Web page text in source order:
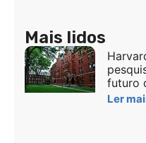
Mais lidos
futuro
Ler